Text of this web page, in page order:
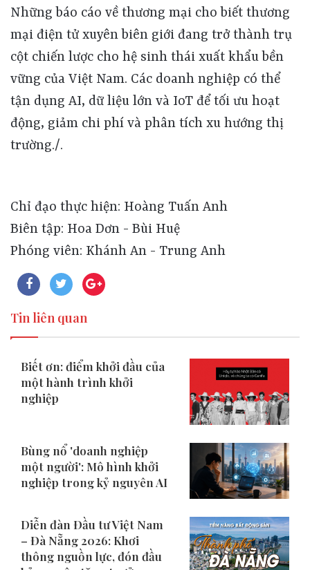
Những báo cáo về thương mại cho biết thương
mại điện tử xuyên biên giới đang trở thành trụ
cột chiến lược cho hệ sinh thái xuất khẩu bền
vững của Việt Nam. Các doanh nghiệp có thể
tận dụng AI, dữ liệu lớn và IoT để tối ưu hoạt
động, giảm chi phí và phân tích xu hướng thị
trường./.
Chỉ đạo thực hiện: Hoàng Tuấn Anh
Biên tập: Hoa Dơn - Bùi Huệ
Phóng viên: Khánh An - Trung Anh
Tin liên quan
Biết ơn: điểm khởi đầu của
một hành trình khởi
nghiệp
Bùng nổ 'doanh nghiệp
một người': Mô hình khởi
nghiệp trong kỷ nguyên AI
Diễn đàn Đầu tư Việt Nam
– Đà Nẵng 2026: Khơi
thông nguồn lực, đón đầu